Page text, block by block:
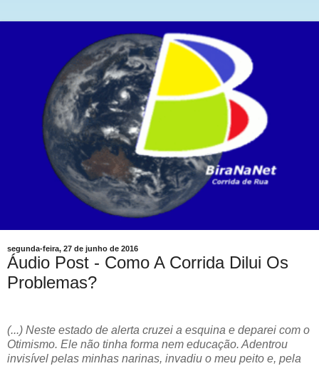
segunda-feira, 27 de junho de 2016
Áudio Post - Como A Corrida Dilui Os
Problemas?
(...) Neste estado de alerta cruzei a esquina e deparei com o
Otimismo. Ele não tinha forma nem educação. Adentrou
invisível pelas minhas narinas, invadiu o meu peito e, pela